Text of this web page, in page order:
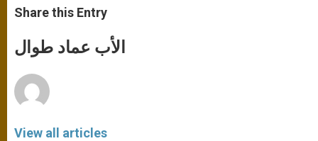
t
s
p
p
s
e
g
e
e
b
k
r
Share this Entry
الأب عماد طوال
View all articles